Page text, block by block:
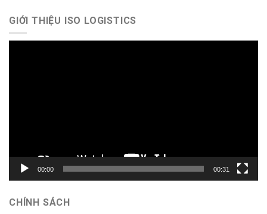
GIỚI THIỆU ISO LOGISTICS
00:00 00:31
CHÍNH SÁCH